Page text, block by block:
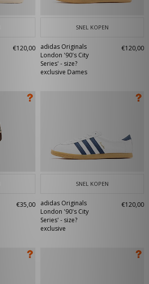
€120,00
SNEL KOPEN
adidas Originals
London '90's City
Series' - size?
exclusive Dames
€120,00
€35,00
SNEL KOPEN
adidas Originals
London '90's City
Series' - size?
exclusive
€120,00